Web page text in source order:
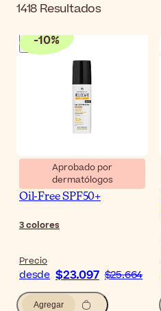
1418 Resultados
-10%
Aprobado por
dermatólogos
Heliocare 360 Color Gel
Oil-Free SPF50+
3colores
Precio
desde $23.097 $25.664
Agregar